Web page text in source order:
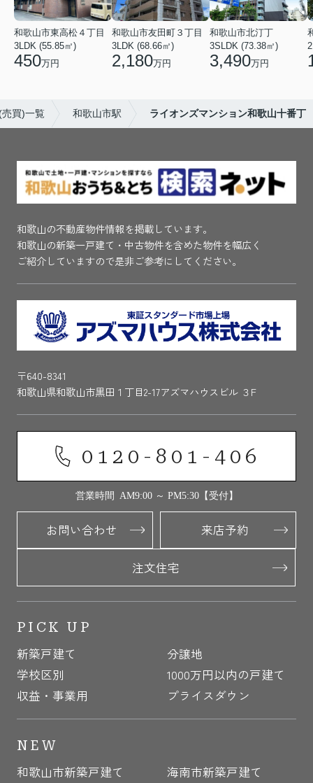
和歌山市東高松４丁目
3LDK (55.85㎡)
450万円
和歌山市友田町３丁目
3LDK (68.66㎡)
2,180万円
和歌山市北汀丁
3SLDK (73.38㎡)
3,490万円
買)一覧 和歌山市駅 ライオンズマンション和歌山十番丁
和歌山の不動産物件情報を掲載しています。
和歌山の新築一戸建て・中古物件を含めた物件を幅広く
ご紹介していますので是非ご参考にしてください。
〒640-8341
和歌山県和歌山市黒田１丁目2-17アズマハウスビル ３F
0120-801-406
営業時間 AM9:00 ～ PM5:30【受付】
お問い合わせ 来店予約
注文住宅
PICK UP
新築戸建て
分譲地
学校区別
1000万円以内の戸建て
収益・事業用
プライスダウン
NEW
和歌山市新築戸建て
海南市新築戸建て